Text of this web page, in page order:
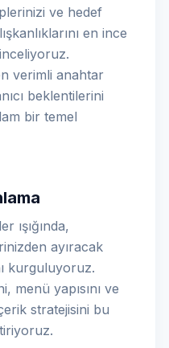
ve hedef
en ince
verimli anahtar
beklentilerini
bir temel
ışığında,
ayıracak
kurguluyoruz.
menü yapısını ve
stratejisini bu